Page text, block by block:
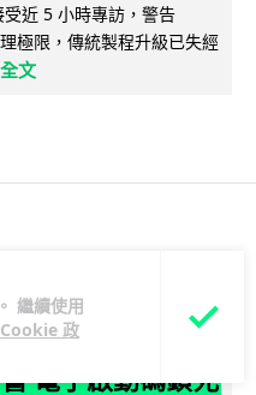
繼續使用
Cookie 政
近 5 小時專訪，警告
極限，傳統製程升級已失經
文
電子啟動碼鎖死